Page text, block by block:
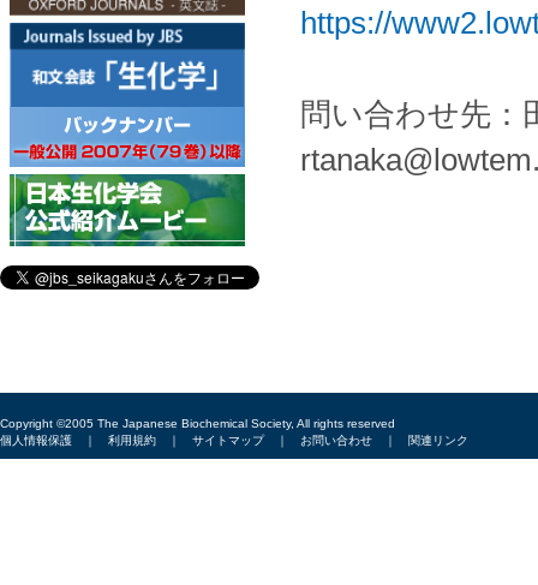
https://
問い合わせ先：
Copyright ©2005 The Japanese Biochemical Society, All rights reserved
個人情報保護 ｜ 利用規約 ｜ サイトマップ｜ お問い合わせ ｜ 関連リンク